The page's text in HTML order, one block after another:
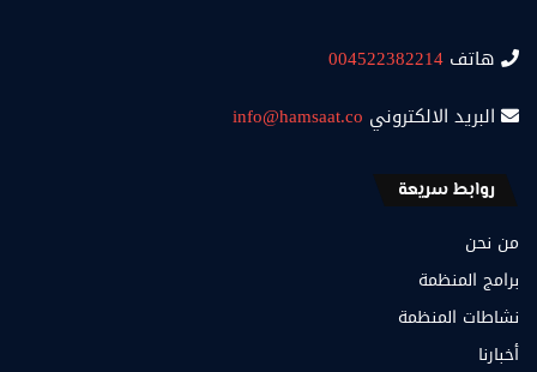
هاتف 004522382214
البريد الالكتروني info@hamsaat.co
روابط سريعة
من نحن
برامج المنظمة
نشاطات المنظمة
أخبارنا